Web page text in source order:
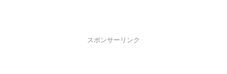
スポンサーリンク